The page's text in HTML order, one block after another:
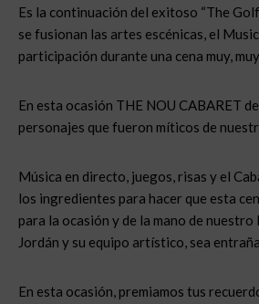
Es la continuación del exitoso “The
se fusionan las artes escénicas, el
participación durante una cena muy,
En esta ocasión THE NOU CABARET
personajes que fueron míticos de
Música en directo, juegos, risas y el
los ingredientes para hacer que esta
para la ocasión y de la mano de
Jordán y su equipo artístico, sea
En esta ocasión, premiamos tus